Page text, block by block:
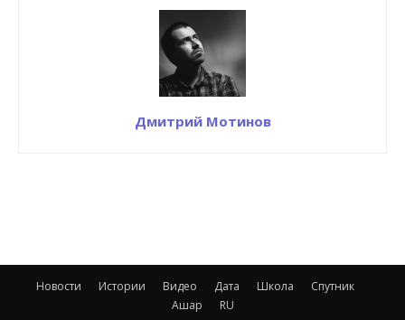
Дмитрий Мотинов
Новости Истории Видео Дата Школа
Спутник
Ашар
RU